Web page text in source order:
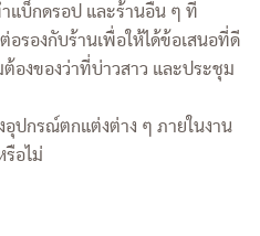
แบ็กดรอป และร้านอื่น ๆ ที่
อรองกับร้านเพื่อให้ได้ข้อเสนอที่ดี
องของว่าที่บ่าวสาว และประชุม
อุปกรณ์ตกแต่งต่าง ๆ ภายในงาน
รือไม่